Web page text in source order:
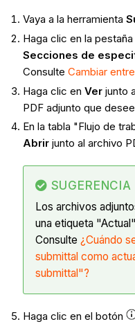
Vaya a la herramienta
Haga clic en la pestaña
Secciones de
Consulte Cambiar
Haga clic en Verjunto
PDF adjunto que
En la tabla "Flujo de
Abrirjunto al archivo
SUGERENCIA
Los archivos
una etiqueta
Consulte ¿Cuándo
submittal como
submittal"?
Haga clic en el botón